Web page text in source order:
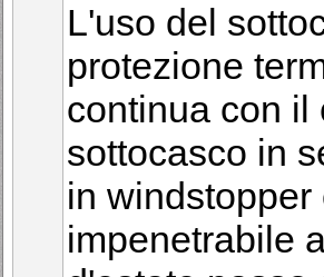
L'uso del
protezione
continua con il
sottocasco in
in
impenetrabile